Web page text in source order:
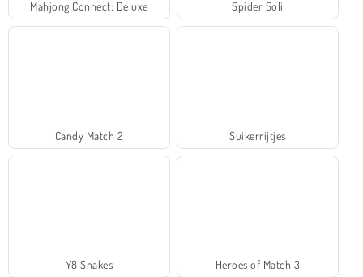
Mahjong Connect: Deluxe Spider Soli
Candy Match 2 Suikerrijtjes
Y8 Snakes Heroes of Match 3